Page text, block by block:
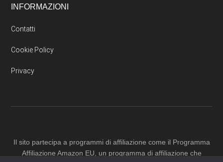
Footer
INFORMAZIONI
Contatti
Cookie Policy
Privacy
Il sito partecipa a programmi di affiliazione come il Programma
Affiliazione Amazon EU, un programma di affiliazione che